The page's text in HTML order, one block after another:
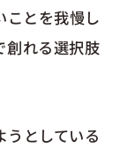
ことを我慢し
創れる選択肢
うとしている